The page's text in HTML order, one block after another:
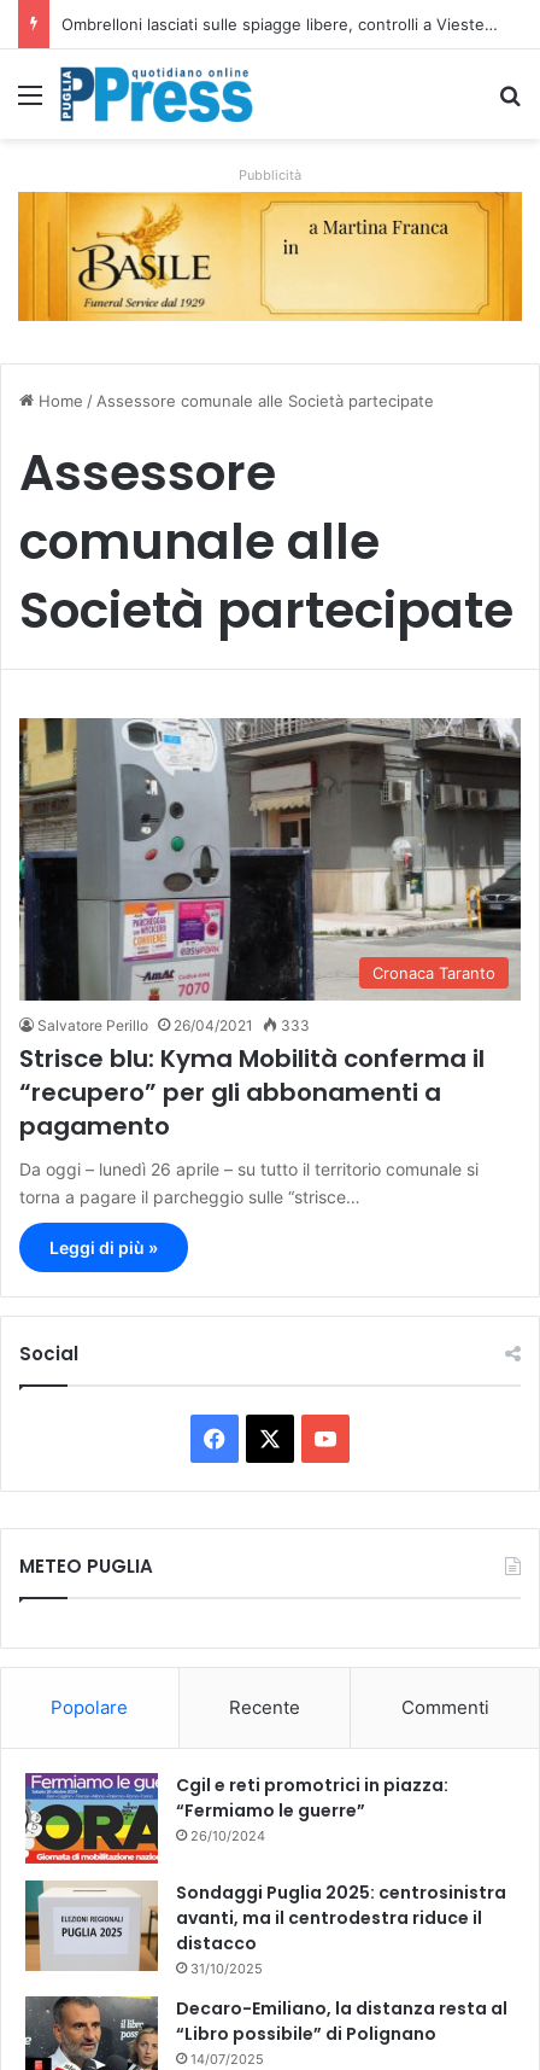
Taranto, operaio ferito nell’area Afo2 dell’ex Ilva: ricoverato in codice rosso
Menu
Pubblicità
Home / Assessore comunale alle Società partecipate
Assessore
comunale alle
Società partecipate
Cronaca Taranto
Salvatore Perillo 26/04/2021 333
Strisce blu: Kyma Mobilità conferma il
“recupero” per gli abbonamenti a
pagamento
Da oggi – lunedì 26 aprile – su tutto il territorio comunale si
torna a pagare il parcheggio sulle “strisce…
Leggi di più »
Social
a
c
k
o
u
METEO PUGLIA
Popolare Recente Commenti
Cgil e reti promotrici in piazza:
“Fermiamo le guerre”
26/10/2024
Sondaggi Puglia 2025: centrosinistra
avanti, ma il centrodestra riduce il
distacco
31/10/2025
Decaro-Emiliano, la distanza resta al
“Libro possibile” di Polignano
14/07/2025